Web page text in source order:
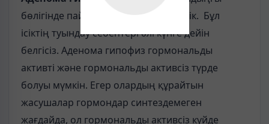
бөлігінде пайда болатын қатерсіз ісік. Бұл
ісіктің туындау себептері әлі күнге дейін
белгісіз. Аденома гипофиз гормональды
активті және гормональды активсіз түрде
болуы мүмкін. Егер олардың құрайтын
жасушалар гормондар синтездемеген
жағдайда, ол гормональды активсіз күйде